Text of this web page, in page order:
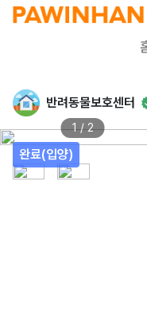
반려동물보호센터
완료(입양)
1 / 2